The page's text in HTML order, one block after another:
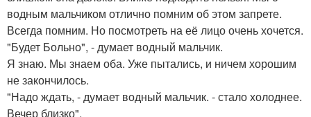
водным мальчиком отлично помним об этом запрете.
Всегда помним. Но посмотреть на её лицо очень хочется.
"Будет Больно", - думает водный мальчик.
Я знаю. Мы знаем оба. Уже пытались, и ничем хорошим
не закончилось.
"Надо ждать, - думает водный мальчик. - стало холоднее.
Вечер близко".